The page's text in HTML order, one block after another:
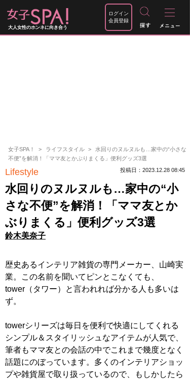
大人女性のホンネに向き合う
ログイン
会員登録
女子SPA！ ライフスタイル
水回りのヌルヌルも…家中の“小さな
不便”を解消！「ママ友とかぶりまくる」便利グッズ3選
Lifestyle 投稿日：2023.12.28 08:45
水回りのヌルヌルも…家中の“小
さな不便”を解消！「ママ友とか
ぶりまくる」便利グッズ3選
鈴木美奈子
歴史あるインテリア雑貨の専門メーカー、山崎実
業。この名前を聞いてピンとこなくても、
tower（タワー）と言われれば分かる人も多いは
ず。
towerシリーズは毎日を便利で快適にしてくれる
シンプル＆スタイリッシュなアイテムが人気で、
筆者もママ友との会話の中でこれまで幾度となく
話題にのぼっています。多くのインテリアショッ
プや雑貨屋で取り扱っているので、もしかしたら